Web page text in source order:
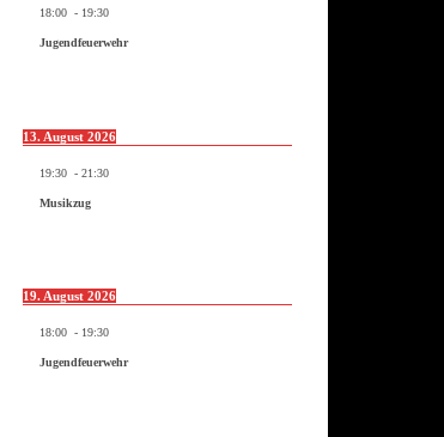
18:00 - 19:30
Jugendfeuerwehr
13. August 2026
19:30 - 21:30
Musikzug
19. August 2026
18:00 - 19:30
Jugendfeuerwehr